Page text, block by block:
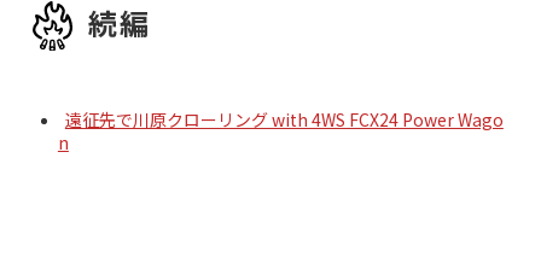
続編
遠征先で川原クローリング with 4WS FCX24 Power Wago
n